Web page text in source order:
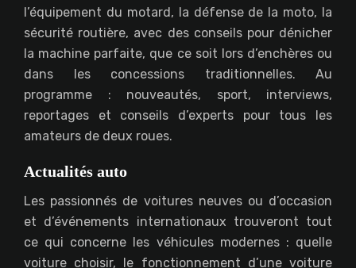
l’équipement du motard, la défense de la moto, la
sécurité routière, avec des conseils pour dénicher
la machine parfaite, que ce soit lors d’enchères ou
dans les concessions traditionnelles. Au
programme : nouveautés, sport, interviews,
reportages et conseils d’experts pour tous les
amateurs de deux roues.
Actualités auto
Les passionnés de voitures neuves ou d’occasion
et d’événements internationaux trouveront tout
ce qui concerne les véhicules modernes : quelle
voiture choisir, le fonctionnement d’une voiture